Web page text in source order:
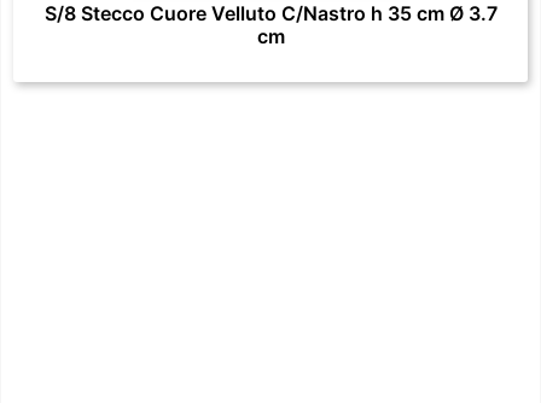
S/8 Stecco Cuore Velluto C/Nastro h 35 cm Ø 3.7
cm